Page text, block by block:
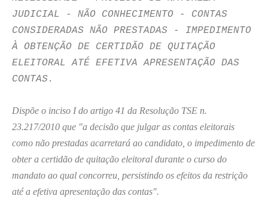
JUDICIAL - NÃO CONHECIMENTO - CONTAS
CONSIDERADAS NÃO PRESTADAS - IMPEDIMENTO
À OBTENÇÃO DE CERTIDÃO DE QUITAÇÃO
ELEITORAL ATÉ EFETIVA APRESENTAÇÃO DAS
CONTAS.
Dispõe o inciso I do artigo 41 da Resolução TSE n.
23.217/2010 que "a decisão que julgar as contas eleitorais
como não prestadas acarretará ao candidato, o impedimento de
obter a certidão de quitação eleitoral durante o curso do
mandato ao qual concorreu, persistindo os efeitos da restrição
até a efetiva apresentação das contas".